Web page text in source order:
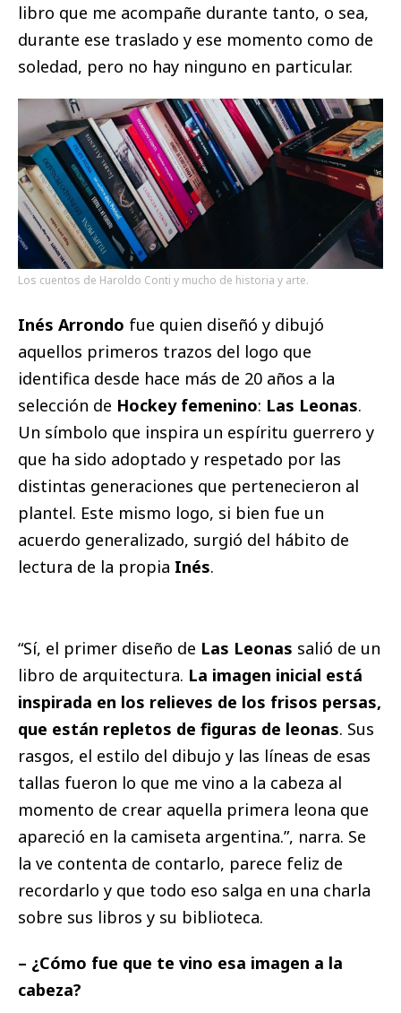
libro que me acompañe durante tanto, o sea,
durante ese traslado y ese momento como de
soledad, pero no hay ninguno en particular.
Los cuentos de Haroldo Conti y mucho de historia y arte.
Inés Arrondo fue quien diseñó y dibujó
aquellos primeros trazos del logo que
identifica desde hace más de 20 años a la
selección de Hockey femenino: Las Leonas.
Un símbolo que inspira un espíritu guerrero y
que ha sido adoptado y respetado por las
distintas generaciones que pertenecieron al
plantel. Este mismo logo, si bien fue un
acuerdo generalizado, surgió del hábito de
lectura de la propia Inés.
“Sí, el primer diseño de Las Leonas salió de un
libro de arquitectura. La imagen inicial está
inspirada en los relieves de los frisos persas,
que están repletos de figuras de leonas. Sus
rasgos, el estilo del dibujo y las líneas de esas
tallas fueron lo que me vino a la cabeza al
momento de crear aquella primera leona que
apareció en la camiseta argentina.”, narra. Se
la ve contenta de contarlo, parece feliz de
recordarlo y que todo eso salga en una charla
sobre sus libros y su biblioteca.
– ¿Cómo fue que te vino esa imagen a la
cabeza?